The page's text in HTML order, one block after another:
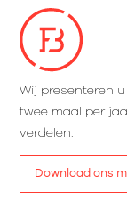
Wij presenteren
twee maal per
verdelen.
Download ons